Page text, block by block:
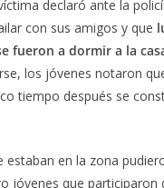
declaró ante la
con sus amigos y que
fueron a dormir a la
los jóvenes notaron
tiempo después se
estaban en la zona
jóvenes que participaron